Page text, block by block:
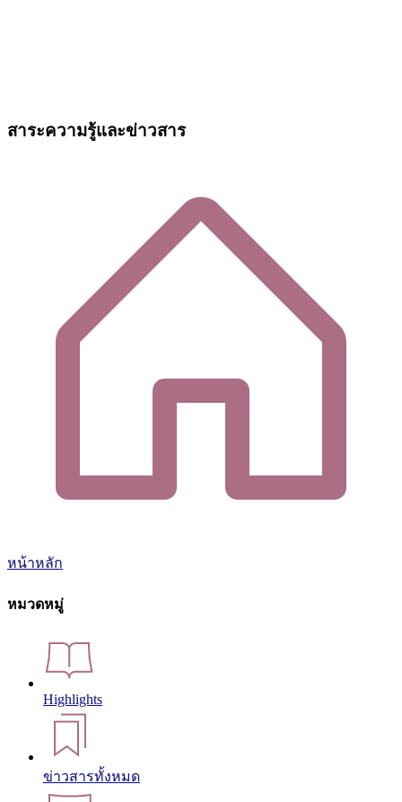
สาระความรู้และข่าวสาร
หน้าหลัก
หมวดหมู่
Highlights
ข่าวสารทั้งหมด